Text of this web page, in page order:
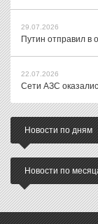
29.07.2026
Путин отправил в
22.07.2026
Сети АЗС
Новости по дням
Новости по